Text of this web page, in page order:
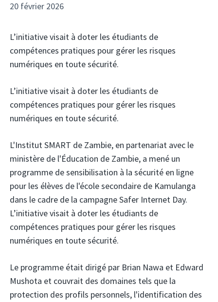
20 février 2026
L’initiative visait à doter les étudiants de
compétences pratiques pour gérer les risques
numériques en toute sécurité.
L’initiative visait à doter les étudiants de
compétences pratiques pour gérer les risques
numériques en toute sécurité.
L'Institut SMART de Zambie, en partenariat avec le
ministère de l'Éducation de Zambie, a mené un
programme de sensibilisation à la sécurité en ligne
pour les élèves de l'école secondaire de Kamulanga
dans le cadre de la campagne Safer Internet Day.
L’initiative visait à doter les étudiants de
compétences pratiques pour gérer les risques
numériques en toute sécurité.
Le programme était dirigé par Brian Nawa et Edward
Mushota et couvrait des domaines tels que la
protection des profils personnels, l'identification des